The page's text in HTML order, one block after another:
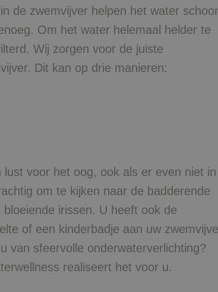
de zwemvijver helpen het water
Om het water helemaal helder te
Wij zorgen voor de juiste
Dit kan op drie manieren:
lust voor het oog, ook als er even niet in
om te kijken naar de badderende
irissen. U heeft ook de
of een kinderbadje aan uw
van sfeervolle onderwaterverlichting?
realiseert het voor u.